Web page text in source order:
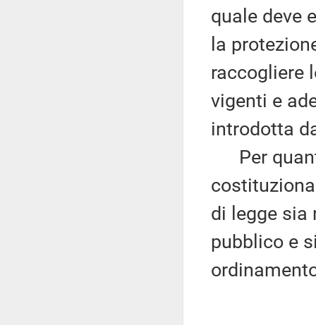
quale deve
la
raccogliere
vigenti e
introdotta
Per
di legge sia
pubblico e